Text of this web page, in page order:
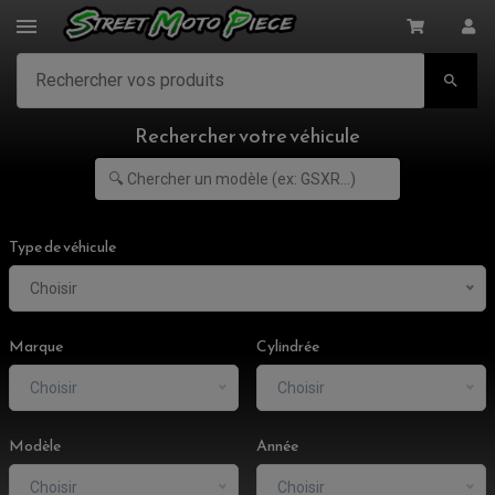

Rechercher votre véhicule
Type de véhicule
Choisir
Marque
Choisir
Cylindrée
Choisir
Modèle
Choisir
Année
Choisir